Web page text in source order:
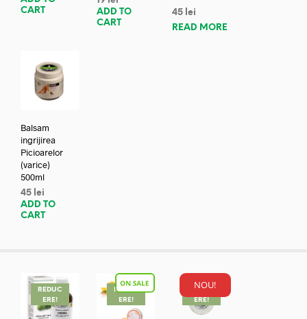
CART
ADD TO
CART
45 lei
READ MORE
Balsam
ingrijirea
Picioarelor
(varice)
500ml
45 lei
ADD TO
CART
REDUC
ERE!
REDUC
ERE!
NOU!
REDUC
ERE!